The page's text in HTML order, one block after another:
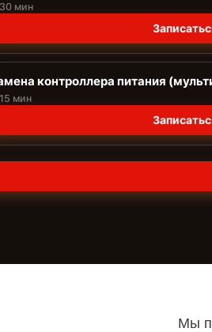
30 мин
контроллера питания
15 мин
Мы